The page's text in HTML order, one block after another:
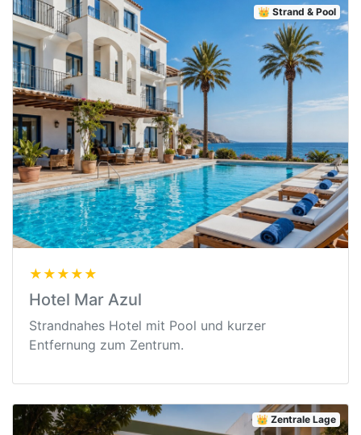
👑 Strand & Pool
★★★★★
Hotel Mar Azul
Strandnahes Hotel mit Pool und kurzer
Entfernung zum Zentrum.
👑 Zentrale Lage